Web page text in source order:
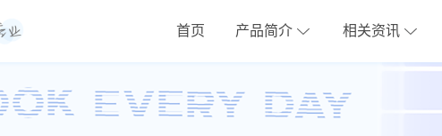
首页 产品简介 相关资讯